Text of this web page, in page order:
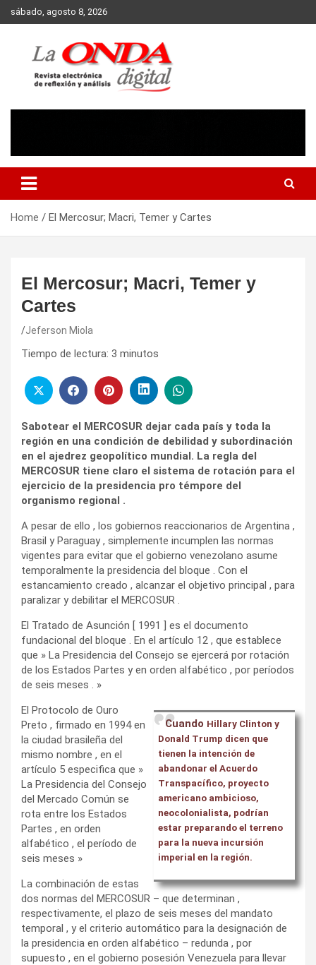
Skip
to
sábado, agosto 8, 2026
Home El Mercosur; Macri, Temer y Cartes
El Mercosur; Macri, Temer y
Cartes
Jeferson Miola
Tiempo de lectura: 3 minutos
Sabotear el MERCOSUR dejar cada país y toda la
región en una condición de debilidad y subordinación
en el ajedrez geopolítico mundial. La regla del
MERCOSUR tiene claro el sistema de rotación para el
ejercicio de la presidencia pro témpore del
organismo regional .
A pesar de ello , los gobiernos reaccionarios de Argentina ,
Brasil y Paraguay , simplemente incumplen las normas
vigentes para evitar que el gobierno venezolano asume
temporalmente la presidencia del bloque . Con el
estancamiento creado , alcanzar el objetivo principal , para
paralizar y debilitar el MERCOSUR .
El Tratado de Asunción [ 1991 ] es el documento
fundacional del bloque . En el artículo 12 , que establece
que » La Presidencia del Consejo se ejercerá por rotación
de los Estados Partes y en orden alfabético , por períodos
de seis meses . »
Cuando Hillary Clinton y
Donald Trump dicen que
tienen la intención de
abandonar el Acuerdo
Transpacífico, proyecto
americano ambicioso,
neocolonialista, podrían
estar preparando el terreno
para la nueva incursión
imperial en la región.
El Protocolo de Ouro
Preto , firmado en 1994 en
la ciudad brasileña del
mismo nombre , en el
artículo 5 especifica que »
La Presidencia del Consejo
del Mercado Común se
rota entre los Estados
Partes , en orden
alfabético , el período de
seis meses »
La combinación de estas
dos normas del MERCOSUR – que determinan ,
respectivamente, el plazo de seis meses del mandato
temporal , y el criterio automático para la designación de
la presidencia en orden alfabético – redunda , por
supuesto , en el gobierno posesión Venezuela para llevar